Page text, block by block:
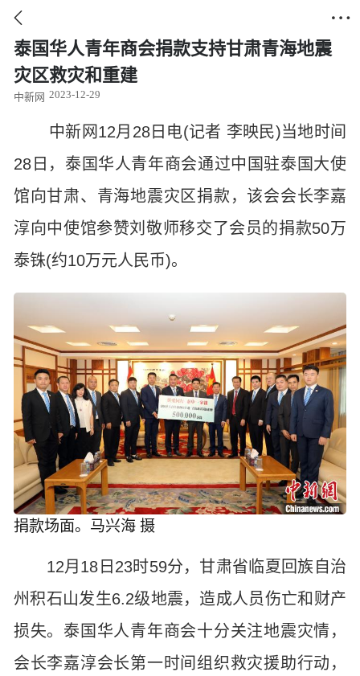
 
泰国华人青年商会捐款支持甘肃青海地震
灾区救灾和重建
中新网 2023-12-29
中新网12月28日电(记者 李映民)当地时间
28日，泰国华人青年商会通过中国驻泰国大使
馆向甘肃、青海地震灾区捐款，该会会长李嘉
淳向中使馆参赞刘敬师移交了会员的捐款50万
泰铢(约10万元人民币)。
捐款场面。马兴海 摄
12月18日23时59分，甘肃省临夏回族自治
州积石山发生6.2级地震，造成人员伤亡和财产
损失。泰国华人青年商会十分关注地震灾情，
会长李嘉淳会长第一时间组织救灾援助行动，